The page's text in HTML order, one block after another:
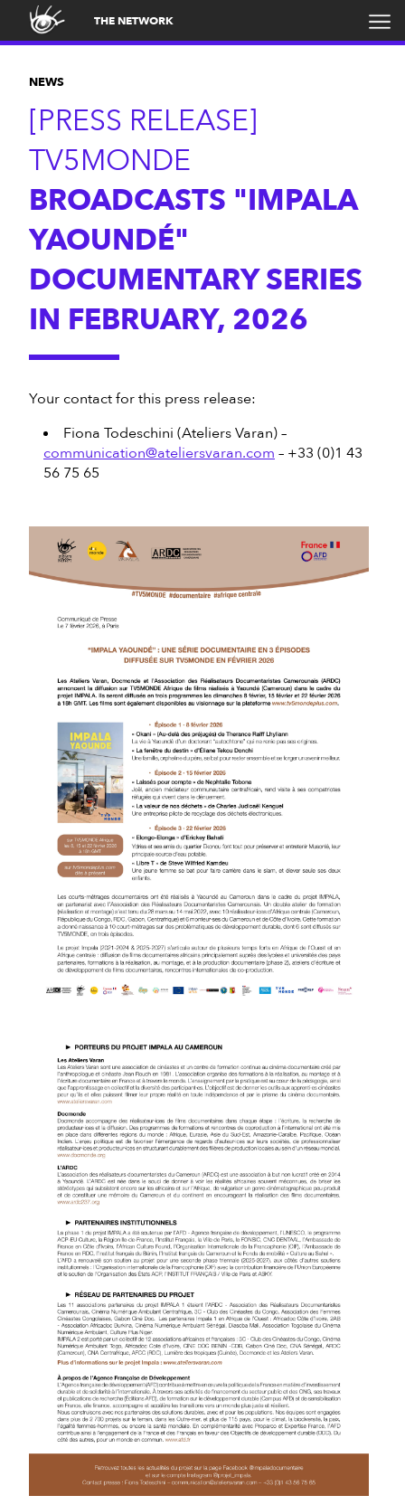
THE NETWORK
NEWS
[PRESS RELEASE]
TV5MONDE
BROADCASTS "IMPALA
YAOUNDÉ"
DOCUMENTARY SERIES
IN FEBRUARY, 2026
Your contact for this press release:
Fiona Todeschini (Ateliers Varan) –
communication@ateliersvaran.com – +33 (0)1 43
56 75 65